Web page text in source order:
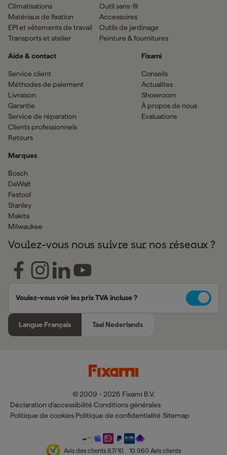
Climatisations
Matériaux de fixation
EPI et vêtements de travail
Transports et atelier
Outil sans-fil
Accessoires
Outils de jardinage
Peinture & fournitures
Aide & contact
Service client
Méthodes de paiement
Livraison
Garantie
Service de réparation
Clients professionnels
Retours
Marques
Bosch
DeWalt
Festool
Stanley
Makita
Milwaukee
Fixami
Conseils
Actualites
Showroom
À propos de nous
Evaluations
Voulez-vous nous suivre sur nos réseaux ?
Voulez-vous voir les prix TVA incluse ?
Langue Français Taal Nederlands
© 2009 - 2026 Fixami B.V.
Déclaration d'accessibilité Conditions générales
Politique de cookies Politique de confidentialité Sitemap
Avis des clients 8,7/10 10.960 Avis clients